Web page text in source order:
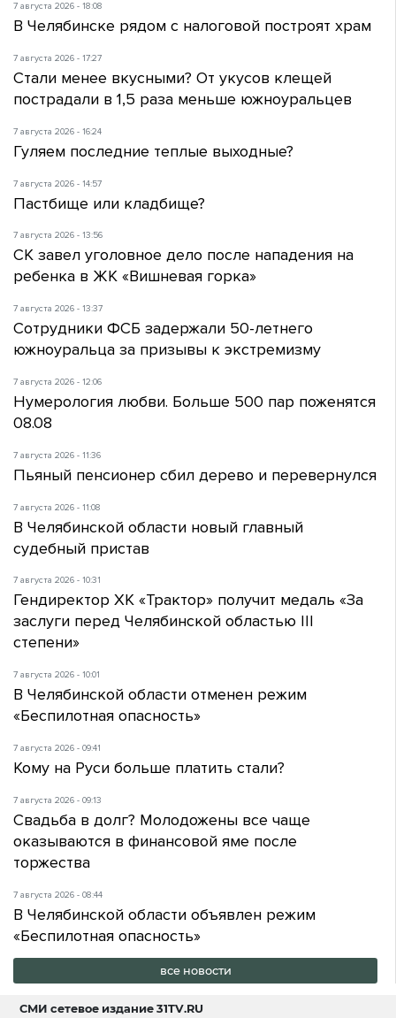
7 августа 2026 - 18:08
В Челябинске рядом с налоговой построят храм
7 августа 2026 - 17:27
Стали менее вкусными? От укусов клещей
пострадали в 1,5 раза меньше южноуральцев
7 августа 2026 - 16:24
Гуляем последние теплые выходные?
7 августа 2026 - 14:57
Пастбище или кладбище?
7 августа 2026 - 13:56
СК завел уголовное дело после нападения на
ребенка в ЖК «Вишневая горка»
7 августа 2026 - 13:37
Сотрудники ФСБ задержали 50-летнего
южноуральца за призывы к экстремизму
7 августа 2026 - 12:06
Нумерология любви. Больше 500 пар поженятся
08.08
7 августа 2026 - 11:36
Пьяный пенсионер сбил дерево и перевернулся
7 августа 2026 - 11:08
В Челябинской области новый главный
судебный пристав
7 августа 2026 - 10:31
Гендиректор ХК «Трактор» получит медаль «За
заслуги перед Челябинской областью III
степени»
7 августа 2026 - 10:01
В Челябинской области отменен режим
«Беспилотная опасность»
7 августа 2026 - 09:41
Кому на Руси больше платить стали?
7 августа 2026 - 09:13
Свадьба в долг? Молодожены все чаще
оказываются в финансовой яме после
торжества
7 августа 2026 - 08:44
В Челябинской области объявлен режим
«Беспилотная опасность»
все новости
СМИ сетевое издание31TV.RU